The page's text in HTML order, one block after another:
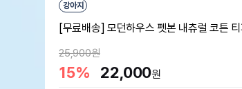
강아지
[무료배송] 모던하우스 펫본 내츄럴 코튼
25,900원
15% 22,000원